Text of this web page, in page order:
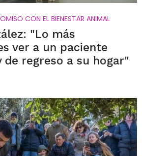
CON EL BIENESTAR ANIMAL
"Lo más
ver a un paciente
de regreso a su hogar"